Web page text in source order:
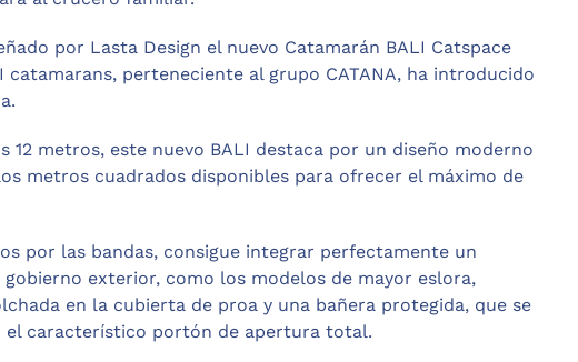
por Lasta Design el nuevo Catamarán BALI Catspace
catamarans, perteneciente al grupo CATANA, ha introducido
12 metros, este nuevo BALI destaca por un diseño moderno
metros cuadrados disponibles para ofrecer el máximo de
por las bandas, consigue integrar perfectamente un
exterior, como los modelos de mayor eslora,
en la cubierta de proa y una bañera protegida, que se
característico portón de apertura total.